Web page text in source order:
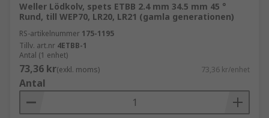
Weller Lödkolv, spets ETBB 2.4 mm 34.5 mm 45 °
Rund, till WEP70, LR20, LR21 (gamla generationen)
RS-artikelnummer 175-1195
Tillv. art.nr 4ETBB-1
Antal (1 enhet)
73,36 kr(exkl. moms) 73,36 kr/enhet
Antal